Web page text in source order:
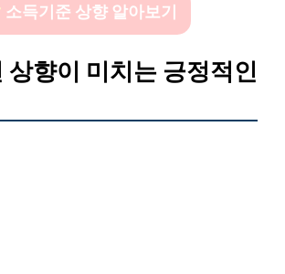
소득기준 상향 알아보기
상향이 미치는 긍정적인